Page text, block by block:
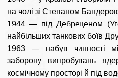
на чолі зі Степаном
1944 — під Дебреценом
найбільших танкових боїв
1963 — набув чинності
заборону випробувань
космічному просторі й під